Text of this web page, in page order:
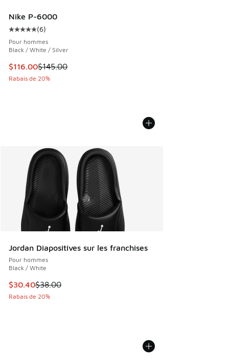
Nike P-6000
Cote moyenne du client - [5 sur 5 étoiles], 6 commentaires
(6)
Pour hommes
Black / White / Silver
Cet article est en solde. Le prix est passé de $145.00 à
$116.00$145.00
Rabais de 20%
Jordan Diapositives sur les franchises
Pour hommes
Black / White
Cet article est en solde. Le prix est passé de $38.00 à
$30.40$38.00
Rabais de 20%